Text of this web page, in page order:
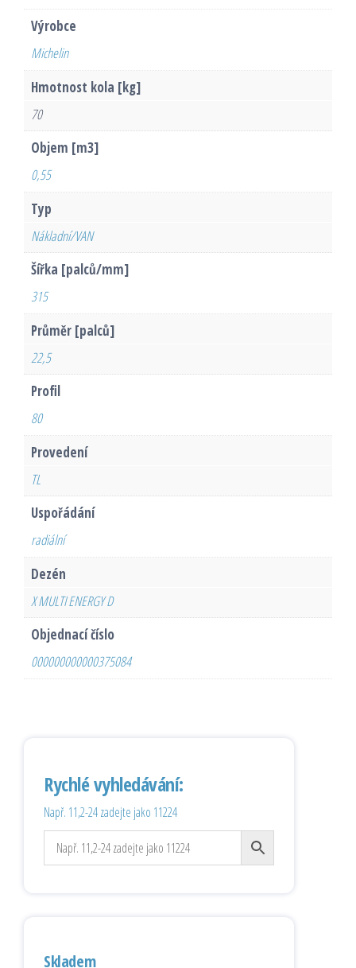
Výrobce
Michelin
Hmotnost kola [kg]
70
Objem [m3]
0,55
Typ
Nákladní/VAN
Šířka [palců/mm]
315
Průměr [palců]
22,5
Profil
80
Provedení
TL
Uspořádání
radiální
Dezén
X MULTI ENERGY D
Objednací číslo
000000000000375084
Rychlé vyhledávání:
Např. 11,2-24 zadejte jako 11224
Skladem